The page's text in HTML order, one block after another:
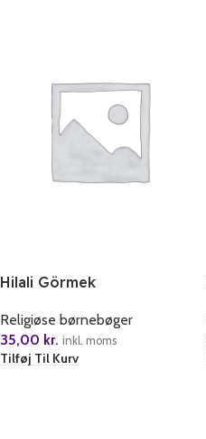
Hilali Görmek
Religiøse børnebøger
35,00 kr. inkl. moms
Tilføj Til Kurv